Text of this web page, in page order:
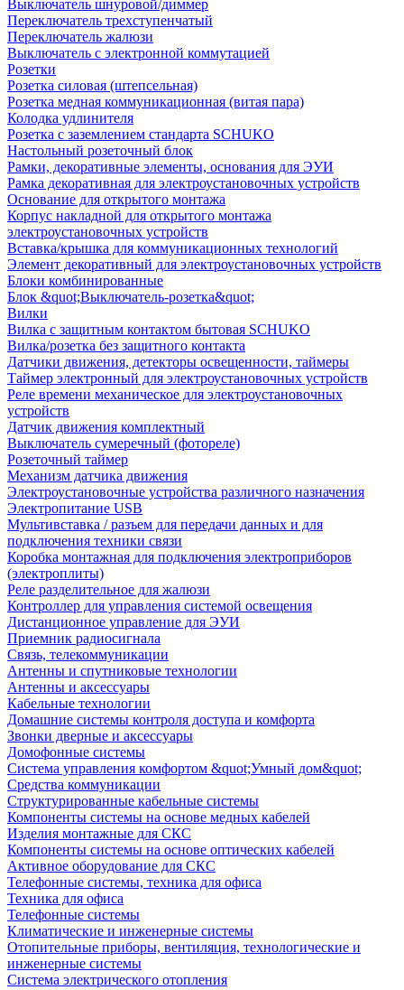
Выключатель шнуровой/диммер
Переключатель трехступенчатый
Переключатель жалюзи
Выключатель с электронной коммутацией
Розетки
Розетка силовая (штепсельная)
Розетка медная коммуникационная (витая пара)
Колодка удлинителя
Розетка с заземлением стандарта SCHUKO
Настольный розеточный блок
Рамки, декоративные элементы, основания для ЭУИ
Рамка декоративная для электроустановочных устройств
Основание для открытого монтажа
Корпус накладной для открытого монтажа
электроустановочных устройств
Вставка/крышка для коммуникационных технологий
Элемент декоративный для электроустановочных устройств
Блоки комбинированные
Блок &quot;Выключатель-розетка&quot;
Вилки
Вилка с защитным контактом бытовая SCHUKO
Вилка/розетка без защитного контакта
Датчики движения, детекторы освещенности, таймеры
Таймер электронный для электроустановочных устройств
Реле времени механическое для электроустановочных
устройств
Датчик движения комплектный
Выключатель сумеречный (фотореле)
Розеточный таймер
Механизм датчика движения
Электроустановочные устройства различного назначения
Электропитание USB
Мультивставка / разъем для передачи данных и для
подключения техники связи
Коробка монтажная для подключения электроприборов
(электроплиты)
Реле разделительное для жалюзи
Контроллер для управления системой освещения
Дистанционное управление для ЭУИ
Приемник радиосигнала
Связь, телекоммуникации
Антенны и спутниковые технологии
Антенны и аксессуары
Кабельные технологии
Домашние системы контроля доступа и комфорта
Звонки дверные и аксессуары
Домофонные системы
Система управления комфортом &quot;Умный дом&quot;
Средства коммуникации
Структурированные кабельные системы
Компоненты системы на основе медных кабелей
Изделия монтажные для СКС
Компоненты системы на основе оптических кабелей
Активное оборудование для СКС
Телефонные системы, техника для офиса
Техника для офиса
Телефонные системы
Климатические и инженерные системы
Отопительные приборы, вентиляция, технологические и
инженерные системы
Система электрического отопления